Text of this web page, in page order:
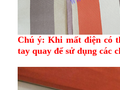
Chú ý:Khi mất điện có
tay quay để sử dụng các